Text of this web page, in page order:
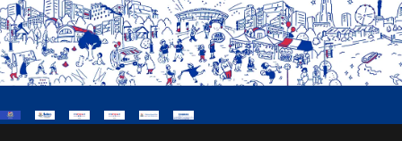
o
o
k